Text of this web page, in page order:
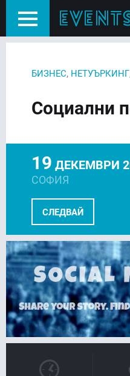
БИЗНЕС, НЕТУЪРКИНГ
Социални
СЛЕДВАЙ
19 ДЕКЕМВРИ
СОФИЯ
FACEBOOK